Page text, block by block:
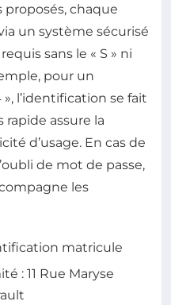
proposés, chaque
un système sécurisé
sans le « S » ni
pour un
l’identification se fait
rapide assure la
d’usage. En cas de
de mot de passe,
les
matricule
: 11 Rue Maryse